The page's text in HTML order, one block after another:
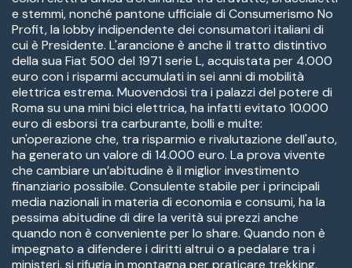
e stemmi, nonché pantone ufficiale di Consumerismo No
Profit, la lobby indipendente dei consumatori italiani di
cui è Presidente. L'arancione è anche il tratto distintivo
della sua Fiat 500 del 1971 serie L, acquistata per 4.000
euro con i risparmi accumulati in sei anni di mobilità
elettrica estrema. Muovendosi tra i palazzi del potere di
Roma su una mini bici elettrica, ha infatti evitato 10.000
euro di esborsi tra carburante, bolli e multe:
un'operazione che, tra risparmio e rivalutazione dell'auto,
ha generato un valore di 14.000 euro. La prova vivente
che cambiare un’abitudine è il miglior investimento
finanziario possibile. Consulente stabile per i principali
media nazionali in materia di economia e consumi, ha la
pessima abitudine di dire la verità sui prezzi anche
quando non è conveniente per lo share. Quando non è
impegnato a difendere i diritti altrui o a pedalare tra i
ministeri, si rifugia in montagna per praticare trekking,